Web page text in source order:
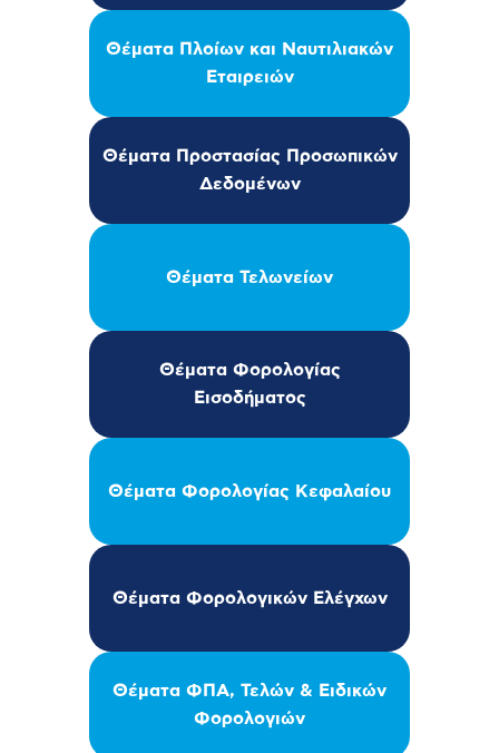
Θέματα Πλοίων και Ναυτιλιακών
Εταιρειών
Θέματα Προστασίας Προσωπικών
Δεδομένων
Θέματα Τελωνείων
Θέματα Φορολογίας
Εισοδήματος
Θέματα Φορολογίας Κεφαλαίου
Θέματα Φορολογικών Ελέγχων
Θέματα ΦΠΑ, Τελών & Ειδικών
Φορολογιών